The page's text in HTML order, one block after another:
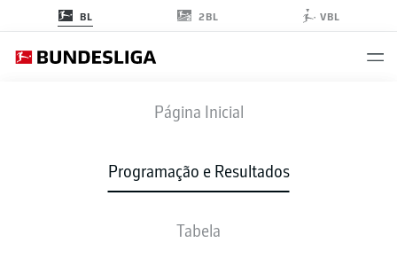
BL 2BL VBL
Página Inicial
Programação e Resultados
Tabela
SCP SCF
ESCALAÇÕES